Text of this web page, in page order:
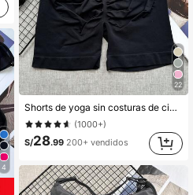
4
22
Shorts de yoga sin costuras de cintura alta para mujeres - Elásticos, levanta glúteos, adecuados para correr, fitness y actividades al aire libre Ropa deportiva | Apariencia de moda | Tela elástica, Athleisure
(1000+)
S/28.99 200+ vendidos